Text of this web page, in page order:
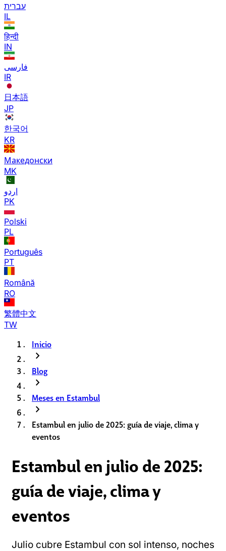
עברית
IL
हिन्दी
IN
فارسی
IR
日本語
JP
한국어
KR
Македонски
MK
اردو
PK
Polski
PL
Português
PT
Română
RO
繁體中文
TW
Inicio
chevron_right
Blog
chevron_right
Meses en Estambul
chevron_right
Estambul en julio de 2025: guía de viaje, clima y
eventos
Estambul en julio de 2025:
guía de viaje, clima y
eventos
Julio cubre Estambul con sol intenso, noches